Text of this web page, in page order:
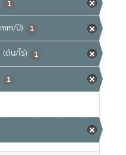
1
ปี) 1
ตัน/ไร่) 1
1